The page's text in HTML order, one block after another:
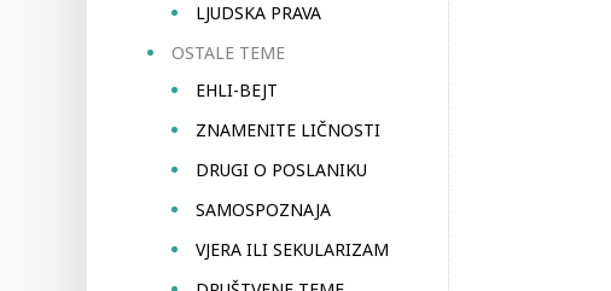
LJUDSKA PRAVA
OSTALE TEME
EHLI-BEJT
ZNAMENITE LIČNOSTI
DRUGI O POSLANIKU
SAMOSPOZNAJA
VJERA ILI SEKULARIZAM